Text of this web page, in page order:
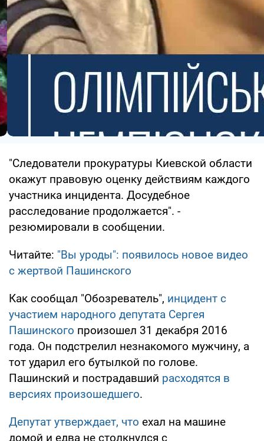
"Следователи прокуратуры Киевской области
окажут правовую оценку действиям каждого
участника инцидента. Досудебное
расследование продолжается". -
резюмировали в сообщении.
Читайте: "Вы уроды": появилось новое видео
с жертвой Пашинского
Как сообщал "Обозреватель", инцидент с
участием народного депутата Сергея
Пашинского произошел 31 декабря 2016
года. Он подстрелил незнакомого мужчину, а
тот ударил его бутылкой по голове.
Пашинский и пострадавший расходятся в
версиях произошедшего.
Депутат утверждает, что ехал на машине
домой и едва не столкнулся с